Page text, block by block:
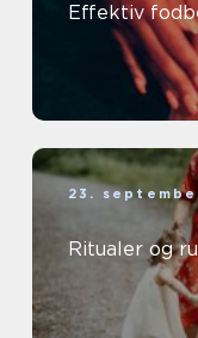
Effektiv
23.
Ritualer og